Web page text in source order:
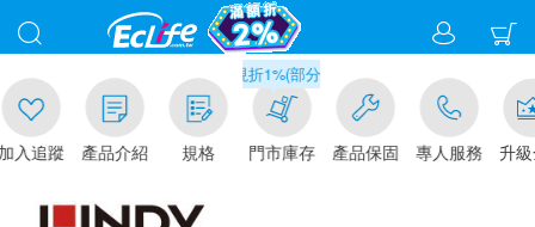
蹤 產品介紹 規格
滿千元門市取貨現折1%(部分商品不適用)-請點我看
門市庫存 產品保固 專人服務 升級金